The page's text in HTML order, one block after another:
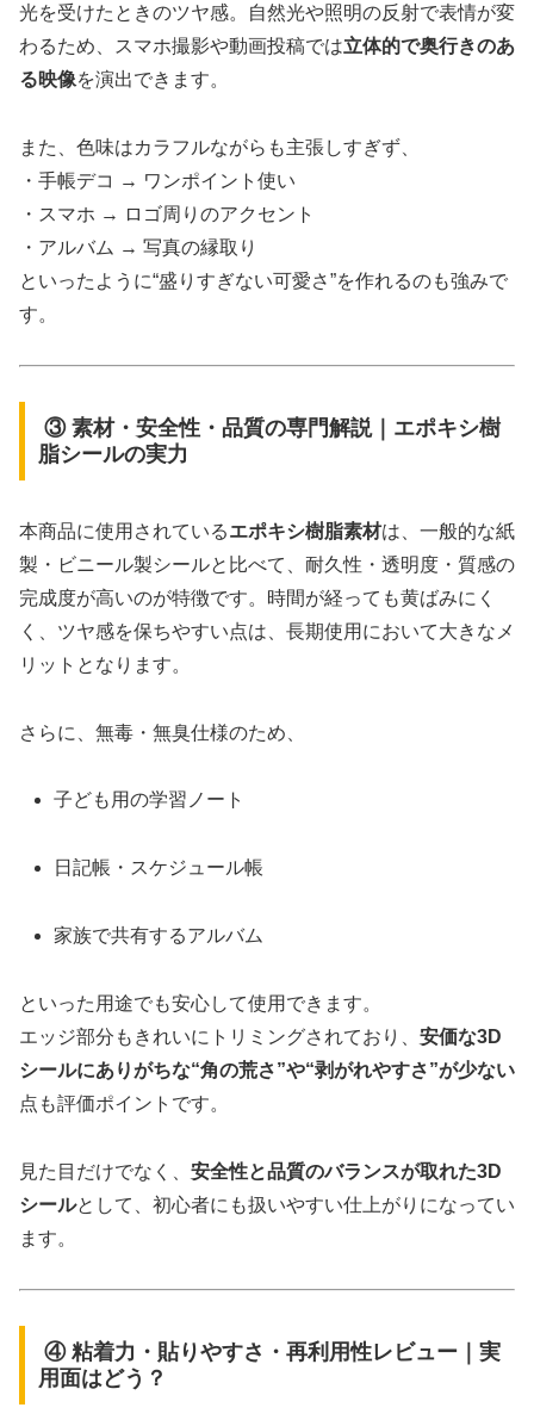
光を受けたときのツヤ感。自然光や照明の反射で表情が変
わるため、スマホ撮影や動画投稿では立体的で奥行きのあ
る映像を演出できます。
また、色味はカラフルながらも主張しすぎず、
・手帳デコ → ワンポイント使い
・スマホ → ロゴ周りのアクセント
・アルバム → 写真の縁取り
といったように“盛りすぎない可愛さ”を作れるのも強みで
す。
③ 素材・安全性・品質の専門解説｜エポキシ樹
脂シールの実力
本商品に使用されているエポキシ樹脂素材は、一般的な紙
製・ビニール製シールと比べて、耐久性・透明度・質感の
完成度が高いのが特徴です。時間が経っても黄ばみにく
く、ツヤ感を保ちやすい点は、長期使用において大きなメ
リットとなります。
さらに、無毒・無臭仕様のため、
子ども用の学習ノート
日記帳・スケジュール帳
家族で共有するアルバム
といった用途でも安心して使用できます。
エッジ部分もきれいにトリミングされており、 安価な3D
シールにありがちな“角の荒さ”や“剥がれやすさ”が少ない
点も評価ポイントです。
見た目だけでなく、 安全性と品質のバランスが取れた3D
シールとして、初心者にも扱いやすい仕上がりになってい
ます。
④ 粘着力・貼りやすさ・再利用性レビュー｜実
用面はどう？